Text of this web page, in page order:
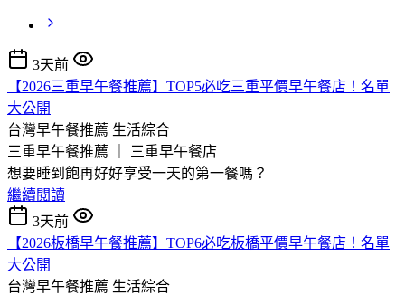
3天前
【2026三重早午餐推薦】TOP5必吃三重平價早午餐店！名單
大公開
台灣早午餐推薦 生活綜合
三重早午餐推薦 ｜ 三重早午餐店
想要睡到飽再好好享受一天的第一餐嗎？
繼續閱讀
3天前
【2026板橋早午餐推薦】TOP6必吃板橋平價早午餐店！名單
大公開
台灣早午餐推薦 生活綜合